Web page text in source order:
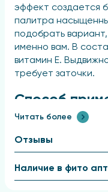
эффект создается
палитра
подобрать
именно вам. В
витамин Е.
требует заточки.
Способ
Прокрасить
необходимости
Состав
Читать более
Отзывы
Наличие в фито